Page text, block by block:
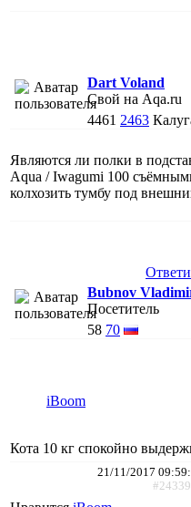
Dart Voland
Свой на Aqa.ru
4461 2463
Являются ли полки в
Aqua / Iwagumi 100
колхозить тумбу под
Bubnov
Посетитель
58 70
iBoom
Кота 10 кг спокойно
21/11/2017